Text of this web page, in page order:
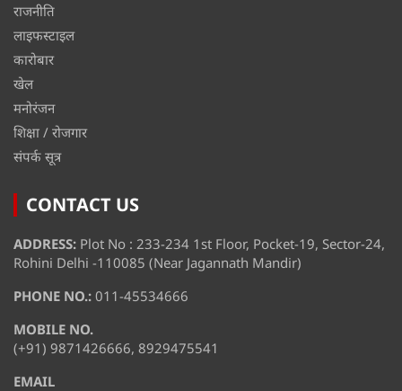
राजनीति
लाइफस्टाइल
कारोबार
खेल
मनोरंजन
शिक्षा / रोजगार
संपर्क सूत्र
CONTACT US
ADDRESS: Plot No : 233-234 1st Floor, Pocket-19, Sector-24,
Rohini Delhi -110085 (Near Jagannath Mandir)
PHONE NO.: 011-45534666
MOBILE NO.
(+91) 9871426666, 8929475541
EMAIL